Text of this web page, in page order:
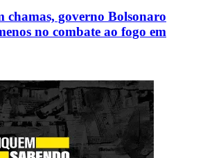
chamas, governo Bolsonaro
no combate ao fogo em